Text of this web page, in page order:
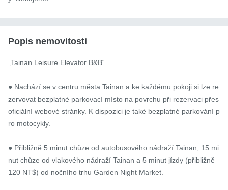
Popis nemovitosti
„Tainan Leisure Elevator B&B“
● Nachází se v centru města Tainan a ke každému pokoji si lze re
zervovat bezplatné parkovací místo na povrchu při rezervaci přes
oficiální webové stránky. K dispozici je také bezplatné parkování p
ro motocykly.
● Přibližně 5 minut chůze od autobusového nádraží Tainan, 15 mi
nut chůze od vlakového nádraží Tainan a 5 minut jízdy (přibližně
120 NT$) od nočního trhu Garden Night Market.